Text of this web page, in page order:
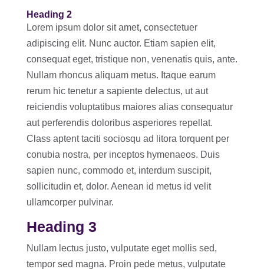
Heading 2
Lorem ipsum dolor sit amet, consectetuer
adipiscing elit. Nunc auctor. Etiam sapien elit,
consequat eget, tristique non, venenatis quis, ante.
Nullam rhoncus aliquam metus. Itaque earum
rerum hic tenetur a sapiente delectus, ut aut
reiciendis voluptatibus maiores alias consequatur
aut perferendis doloribus asperiores repellat.
Class aptent taciti sociosqu ad litora torquent per
conubia nostra, per inceptos hymenaeos. Duis
sapien nunc, commodo et, interdum suscipit,
sollicitudin et, dolor. Aenean id metus id velit
ullamcorper pulvinar.
Heading 3
Nullam lectus justo, vulputate eget mollis sed,
tempor sed magna. Proin pede metus, vulputate